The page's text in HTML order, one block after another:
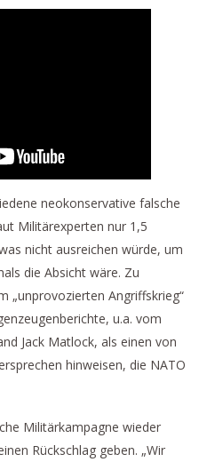
neokonservative falsche
Militärexperten nur 1,5
nicht ausreichen würde, um
die Absicht wäre. Zu
„unprovozierten Angriffskrieg“
u.a. vom
Jack Matlock, als einen von
hinweisen, die NATO
Militärkampagne wieder
Rückschlag geben. „Wir